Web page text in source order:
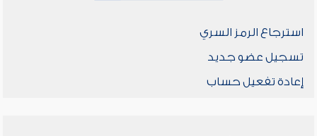
استرجاع الرمز السري
تسجيل عضو جديد
إعادة تفعيل حساب